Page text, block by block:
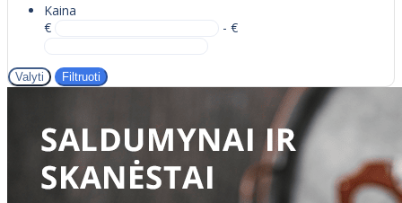
Kaina
€
- €
Valyti Filtruoti